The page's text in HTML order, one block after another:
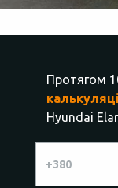
Протягом
Hyundai